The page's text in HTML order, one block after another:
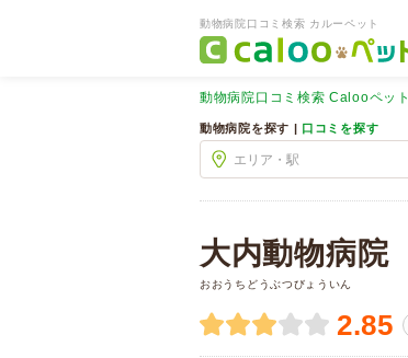
動物病院口コミ検索 カルーペット
動物病院口コミ検索 Calooペット
動物病院を探す | 口コミを探す
大内動物病院
おおうちどうぶつびょういん
2.85